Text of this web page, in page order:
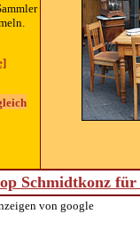
Schmidtkonz
von google